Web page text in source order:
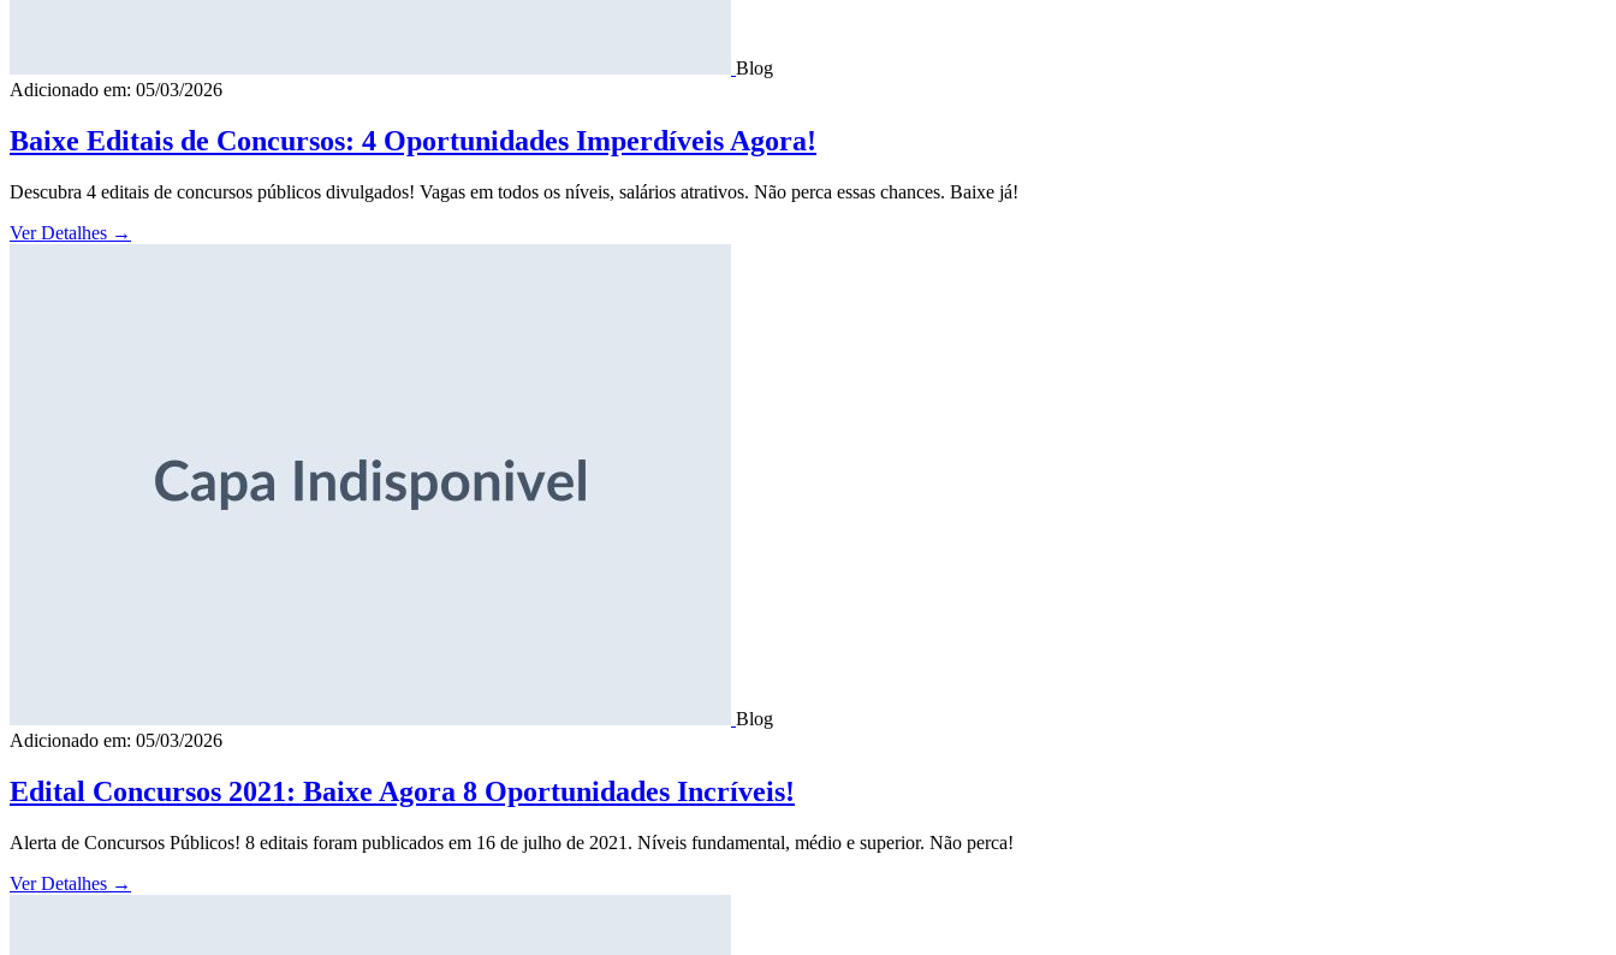
Blog
Adicionado em: 05/03/2026
Baixe Editais de Concursos: 4 Oportunidades Imperdíveis Agora!
Descubra 4 editais de concursos públicos divulgados! Vagas em todos os níveis, salários atrativos. Não perca essas chances. Baixe já!
Ver Detalhes →
Blog
Adicionado em: 05/03/2026
Edital Concursos 2021: Baixe Agora 8 Oportunidades Incríveis!
Alerta de Concursos Públicos! 8 editais foram publicados em 16 de julho de 2021. Níveis fundamental, médio e superior. Não perca!
Ver Detalhes →